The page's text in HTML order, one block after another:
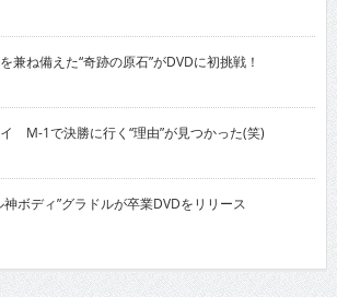
ね備えた“奇跡の原石”がDVDに初挑戦！
M-1で決勝に行く“理由”が見つかった(笑)
ボディ”グラドルが卒業DVDをリリース